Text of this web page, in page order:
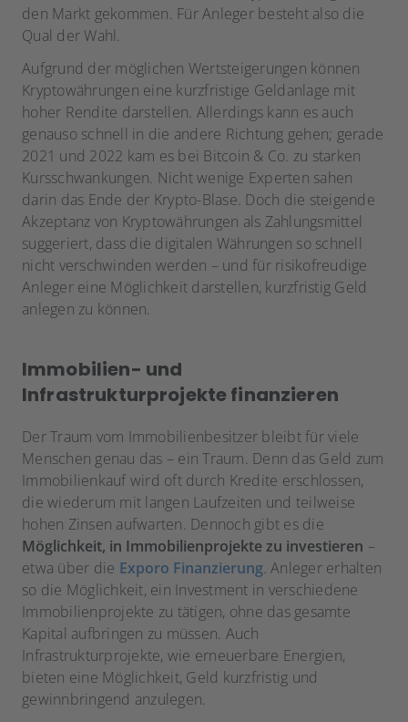
den Markt gekommen. Für Anleger besteht also die
Qual der Wahl.
Aufgrund der möglichen Wertsteigerungen können
Kryptowährungen eine kurzfristige Geldanlage mit
hoher Rendite darstellen. Allerdings kann es auch
genauso schnell in die andere Richtung gehen; gerade
2021 und 2022 kam es bei Bitcoin & Co. zu starken
Kursschwankungen. Nicht wenige Experten sahen
darin das Ende der Krypto-Blase. Doch die steigende
Akzeptanz von Kryptowährungen als Zahlungsmittel
suggeriert, dass die digitalen Währungen so schnell
nicht verschwinden werden – und für risikofreudige
Anleger eine Möglichkeit darstellen, kurzfristig Geld
anlegen zu können.
Immobilien- und
Infrastrukturprojekte finanzieren
Der Traum vom Immobilienbesitzer bleibt für viele
Menschen genau das – ein Traum. Denn das Geld zum
Immobilienkauf wird oft durch Kredite erschlossen,
die wiederum mit langen Laufzeiten und teilweise
hohen Zinsen aufwarten. Dennoch gibt es die
Möglichkeit, in Immobilienprojekte zu investieren –
etwa über die Exporo Finanzierung. Anleger erhalten
so die Möglichkeit, ein Investment in verschiedene
Immobilienprojekte zu tätigen, ohne das gesamte
Kapital aufbringen zu müssen. Auch
Infrastrukturprojekte, wie erneuerbare Energien,
bieten eine Möglichkeit, Geld kurzfristig und
gewinnbringend anzulegen.